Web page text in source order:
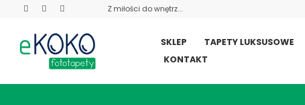
Z miłości do wnętrz...
SKLEP TAPETY LUKSUSOWE
KONTAKT